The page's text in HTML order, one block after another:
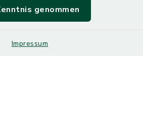
genommen
Impressum
Impressum
Sitemap